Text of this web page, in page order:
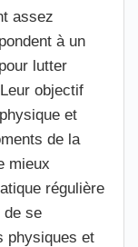
assez
à un
lutter
objectif
et
de la
mieux
régulière
de se
physiques et